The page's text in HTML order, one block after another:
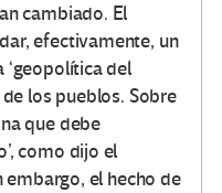
cambiado. El
efectivamente, un
del
los pueblos. Sobre
que debe
como dijo el
el hecho de